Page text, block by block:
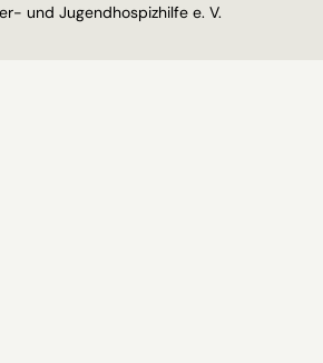
und Jugendhospizhilfe e. V.